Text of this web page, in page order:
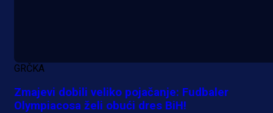
GRČKA
Zmajevi dobili veliko pojačanje: Fudbaler
Olympiacosa želi obući dres BiH!